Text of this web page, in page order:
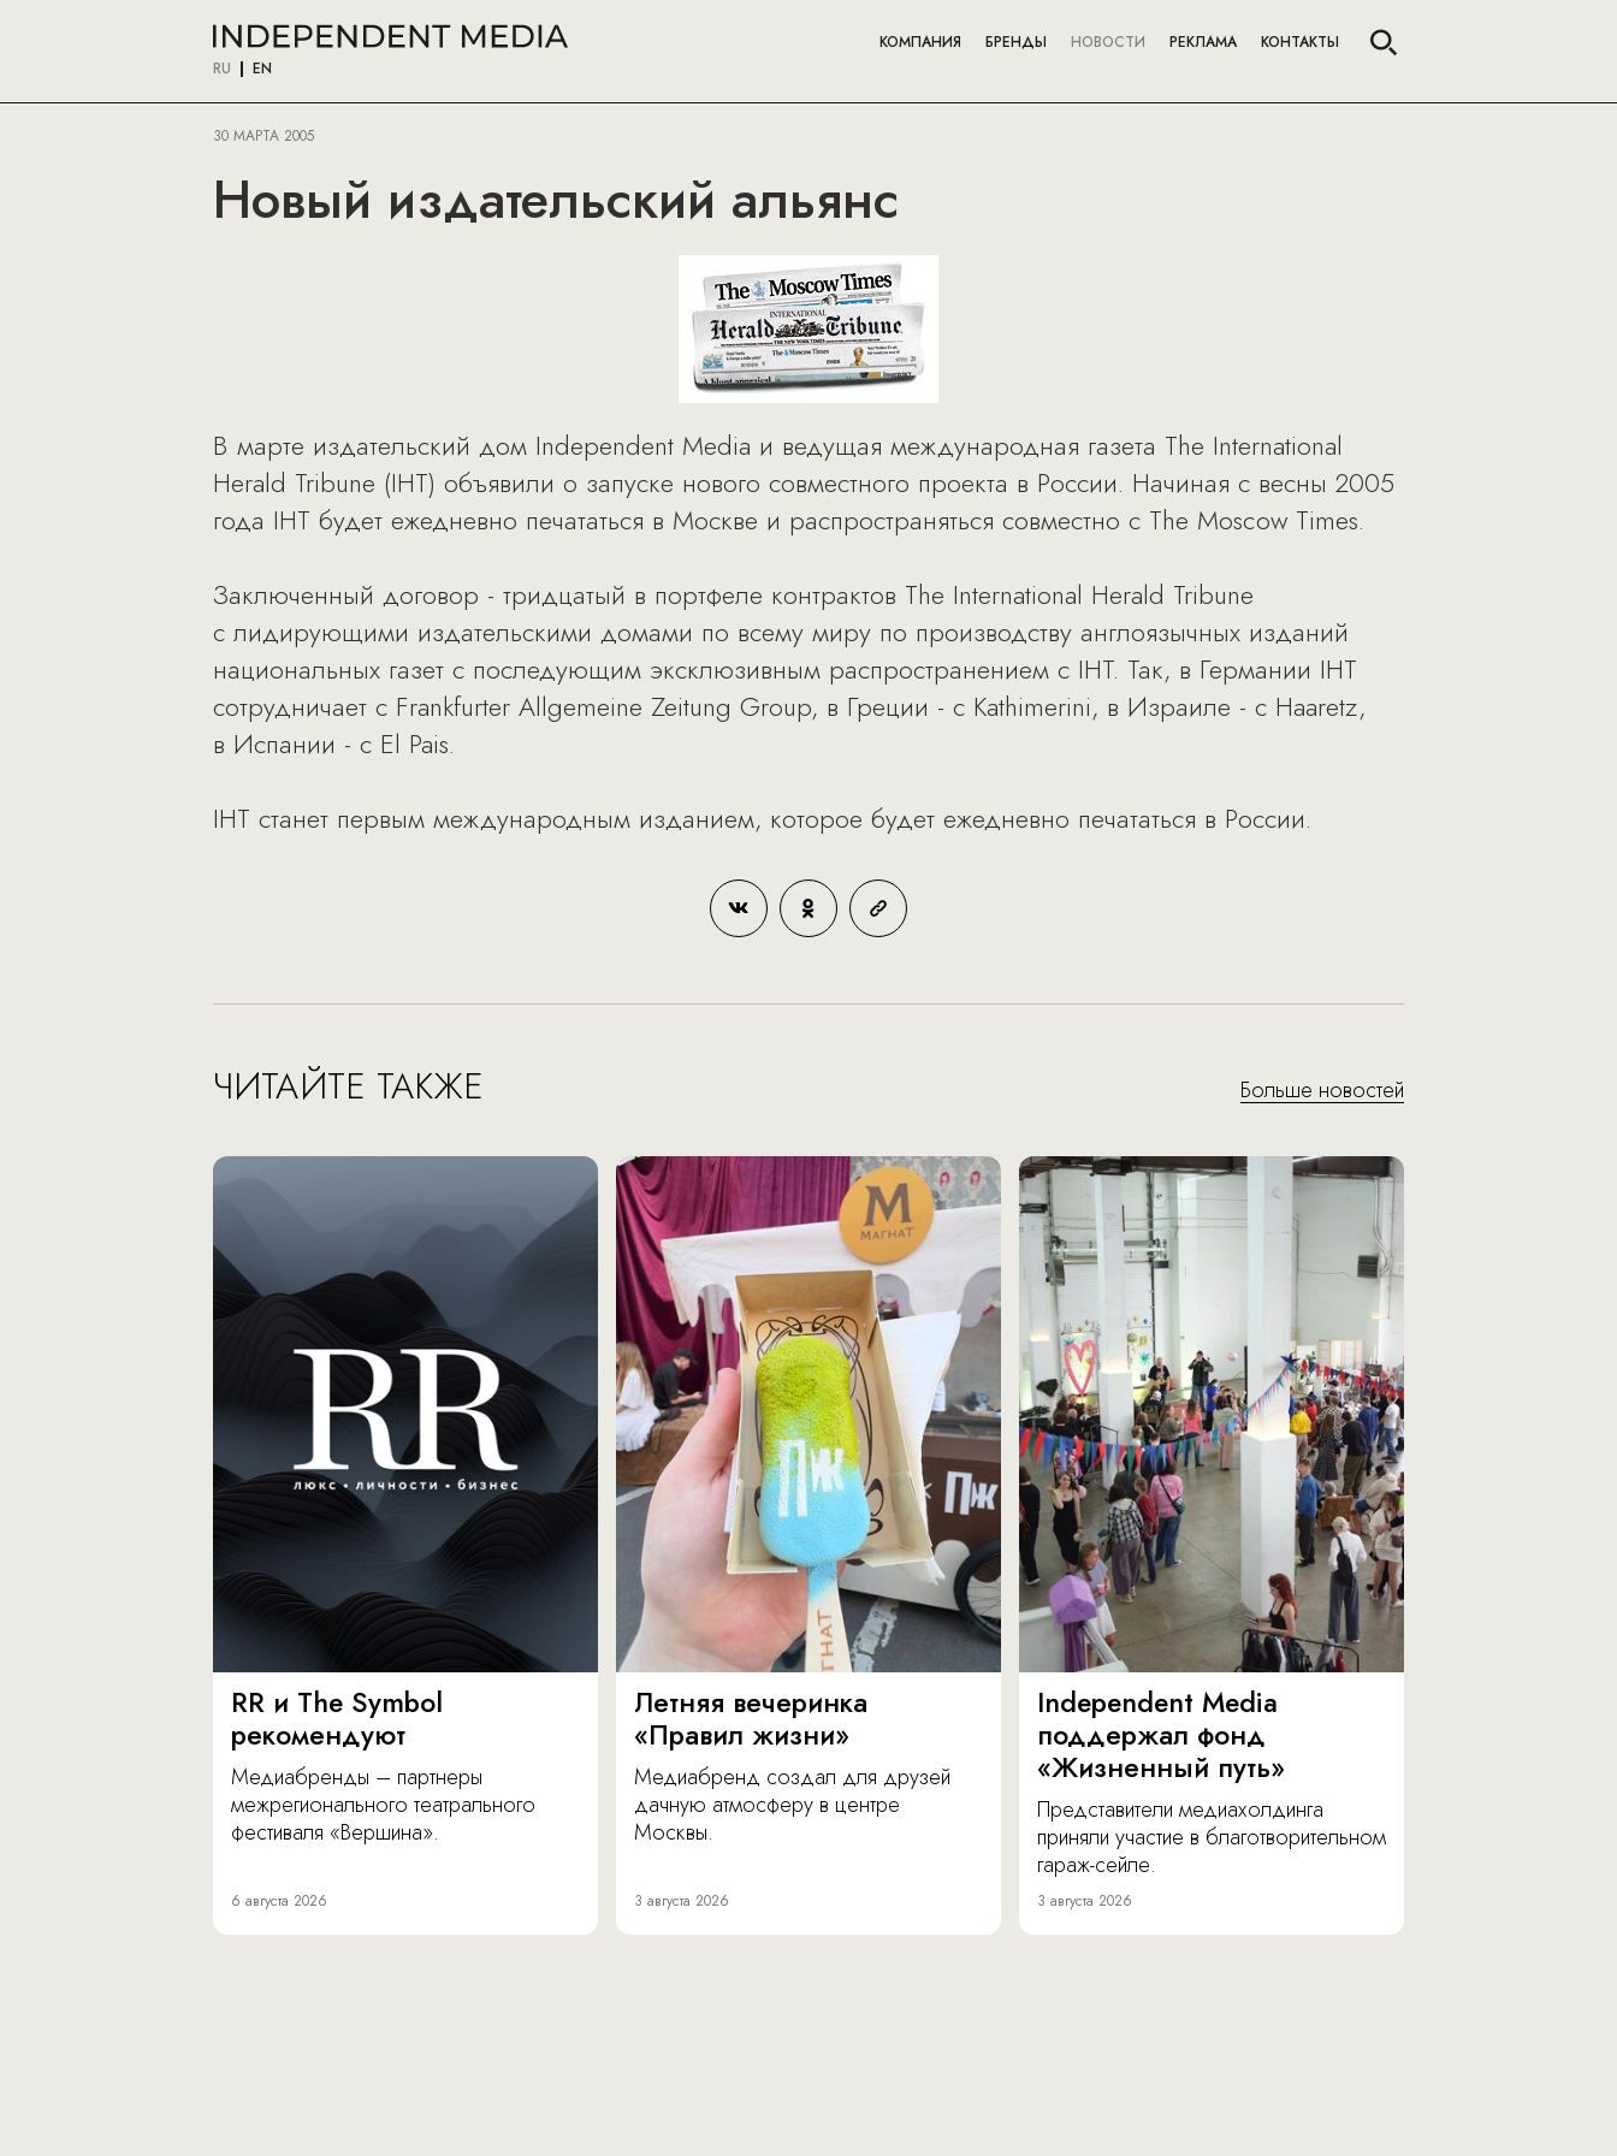
RU EN
КОМПАНИЯ БРЕНДЫ НОВОСТИ РЕКЛАМА КОНТАКТЫ
30 МАРТА 2005
Новый издательский альянс
В марте издательский дом Independent Media и ведущая международная газета The International
Herald Tribune (IHT) объявили о запуске нового совместного проекта в России. Начиная с весны 2005
года IHT будет ежедневно печататься в Москве и распространяться совместно с The Moscow Times.
Заключенный договор - тридцатый в портфеле контрактов The International Herald Tribune
с лидирующими издательскими домами по всему миру по производству англоязычных изданий
национальных газет с последующим эксклюзивным распространением с IHT. Так, в Германии IHT
сотрудничает с Frankfurter Allgemeine Zeitung Group, в Греции - с Kathimerini, в Израиле - с Haaretz,
в Испании - с El Pais.
IHT станет первым международным изданием, которое будет ежедневно печататься в России.
ЧИТАЙТЕ ТАКЖЕ Больше новостей
RR и The Symbol
рекомендуют
Медиабренды – партнеры
межрегионального театрального
фестиваля «Вершина».
6 августа 2026
Летняя вечеринка
«Правил жизни»
Медиабренд создал для друзей
дачную атмосферу в центре
Москвы.
3 августа 2026
Independent Media
поддержал фонд
«Жизненный путь»
Представители медиахолдинга
приняли участие в благотворительном
гараж-сейле.
3 августа 2026